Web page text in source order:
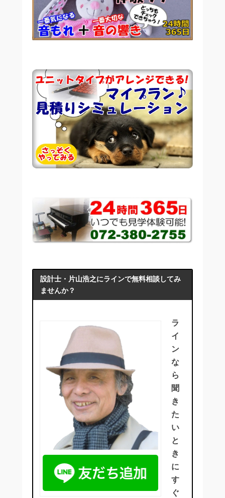
設計士・片山浩之にラインで無料相談してみ
ませんか？
ラ
イ
ン
な
ら
聞
き
た
い
と
き
に
す
ぐ